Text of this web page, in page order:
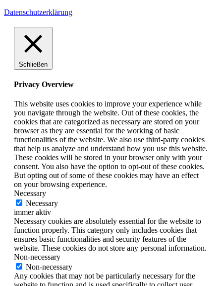
Datenschutzerklärung
Schließen
Privacy Overview
This website uses cookies to improve your experience while
you navigate through the website. Out of these cookies, the
cookies that are categorized as necessary are stored on your
browser as they are essential for the working of basic
functionalities of the website. We also use third-party cookies
that help us analyze and understand how you use this website.
These cookies will be stored in your browser only with your
consent. You also have the option to opt-out of these cookies.
But opting out of some of these cookies may have an effect
on your browsing experience.
Necessary
Necessary
immer aktiv
Necessary cookies are absolutely essential for the website to
function properly. This category only includes cookies that
ensures basic functionalities and security features of the
website. These cookies do not store any personal information.
Non-necessary
Non-necessary
Any cookies that may not be particularly necessary for the